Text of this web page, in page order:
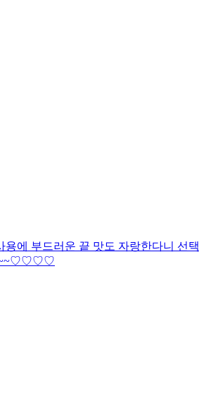
에 부드러운 끝 맛도 자랑한다니 선
추~~♡♡♡♡